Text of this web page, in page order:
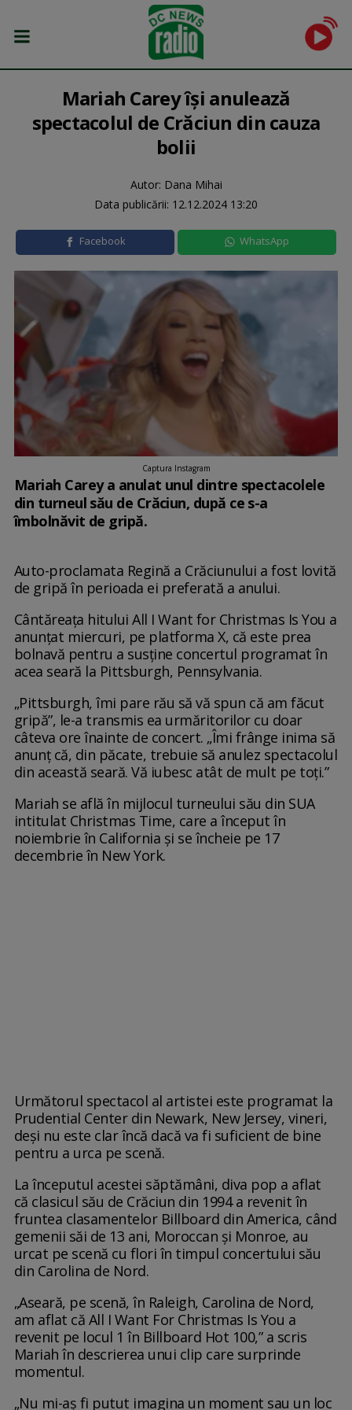
Mariah Carey își anulează
spectacolul de Crăciun din cauza
bolii
Autor: Dana Mihai
Data publicării: 12.12.2024 13:20
Facebook WhatsApp
Captura Instagram
Mariah Carey a anulat unul dintre spectacolele
din turneul său de Crăciun, după ce s-a
îmbolnăvit de gripă.
Auto-proclamata Regină a Crăciunului a fost lovită
de gripă în perioada ei preferată a anului.
Cântăreața hitului All I Want for Christmas Is You a
anunțat miercuri, pe platforma X, că este prea
bolnavă pentru a susține concertul programat în
acea seară la Pittsburgh, Pennsylvania.
„Pittsburgh, îmi pare rău să vă spun că am făcut
gripă”, le-a transmis ea urmăritorilor cu doar
câteva ore înainte de concert. „Îmi frânge inima să
anunț că, din păcate, trebuie să anulez spectacolul
din această seară. Vă iubesc atât de mult pe toți.”
Mariah se află în mijlocul turneului său din SUA
intitulat Christmas Time, care a început în
noiembrie în California și se încheie pe 17
decembrie în New York.
Următorul spectacol al artistei este programat la
Prudential Center din Newark, New Jersey, vineri,
deși nu este clar încă dacă va fi suficient de bine
pentru a urca pe scenă.
La începutul acestei săptămâni, diva pop a aflat
că clasicul său de Crăciun din 1994 a revenit în
fruntea clasamentelor Billboard din America, când
gemenii săi de 13 ani, Moroccan și Monroe, au
urcat pe scenă cu flori în timpul concertului său
din Carolina de Nord.
„Aseară, pe scenă, în Raleigh, Carolina de Nord,
am aflat că All I Want For Christmas Is You a
revenit pe locul 1 în Billboard Hot 100,” a scris
Mariah în descrierea unui clip care surprinde
momentul.
„Nu mi-aș fi putut imagina un moment sau un loc